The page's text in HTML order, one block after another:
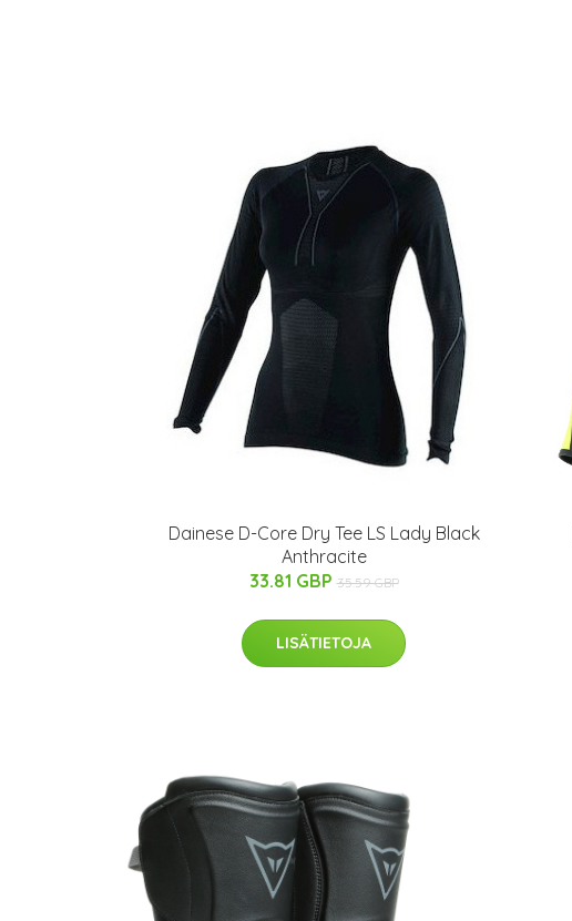
Dainese D-Core Dry Tee LS Lady Black
Anthracite
33.81 GBP 35.59 GBP
LISÄTIETOJA